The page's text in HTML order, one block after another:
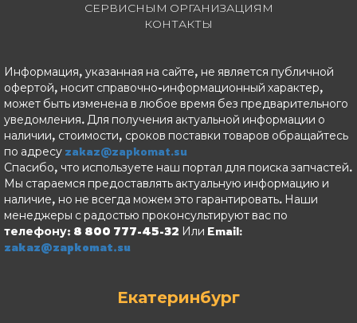
СЕРВИСНЫМ ОРГАНИЗАЦИЯМ
КОНТАКТЫ
Информация, указанная на сайте, не является публичной
офертой, носит справочно-информационный характер,
может быть изменена в любое время без предварительного
уведомления. Для получения актуальной информации о
наличии, стоимости, сроков поставки товаров обращайтесь
по адресу zakaz@zapkomat.su
Спасибо, что используете наш портал для поиска запчастей.
Мы стараемся предоставлять актуальную информацию и
наличие, но не всегда можем это гарантировать. Наши
менеджеры с радостью проконсультируют вас по
телефону: 8 800 777-45-32 Или Email:
zakaz@zapkomat.su
Екатеринбург